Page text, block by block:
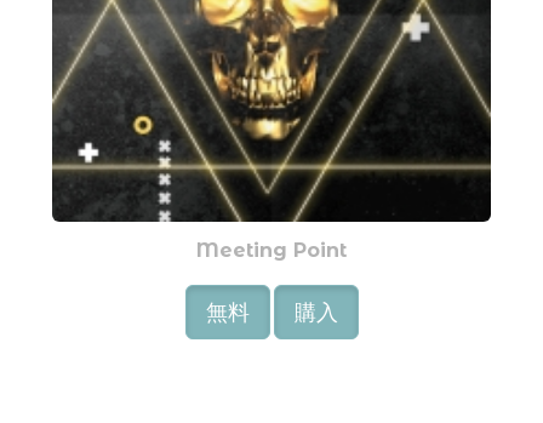
Meeting Point
無料 購入